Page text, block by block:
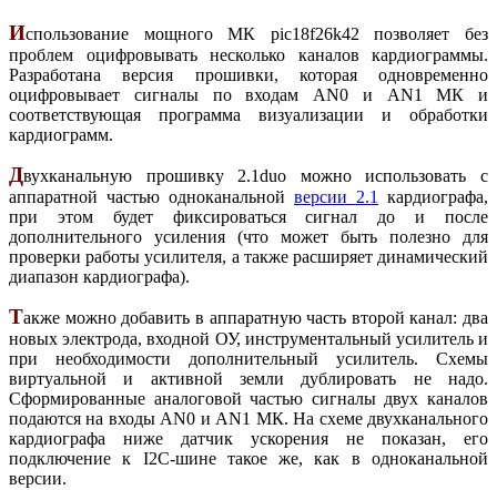
Использование мощного МК pic18f26k42 позволяет без
проблем оцифровывать несколько каналов кардиограммы.
Разработана версия прошивки, которая одновременно
оцифровывает сигналы по входам AN0 и AN1 МК и
соответствующая программа визуализации и обработки
кардиограмм.
Двухканальную прошивку 2.1duo можно использовать с
аппаратной частью одноканальной версии 2.1
кардиографа,
при этом будет фиксироваться сигнал до и после
дополнительного усиления (что может быть полезно для
проверки работы усилителя, а также расширяет динамический
диапазон кардиографа).
Также можно добавить в аппаратную часть второй канал: два
новых электрода, входной ОУ, инструментальный усилитель и
при необходимости дополнительный усилитель. Схемы
виртуальной и активной земли дублировать не надо.
Сформированные аналоговой частью сигналы двух каналов
подаются на входы AN0 и AN1 МК. На схеме двухканального
кардиографа ниже датчик ускорения не показан, его
подключение к I2C-шине такое же, как в одноканальной
версии.